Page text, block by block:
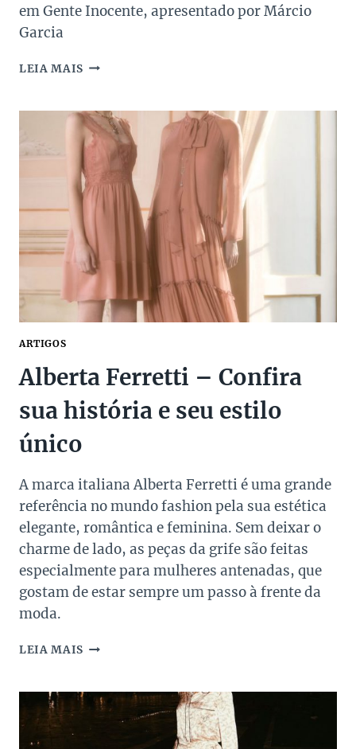
em Gente Inocente, apresentado por Márcio
Garcia
LEIA MAIS BRUNA
VESTIDO
VERSACE
ARTIGOS
Alberta Ferretti – Confira
sua história e seu estilo
único
A marca italiana Alberta Ferretti é uma grande
referência no mundo fashion pela sua estética
elegante, romântica e feminina. Sem deixar o
charme de lado, as peças da grife são feitas
especialmente para mulheres antenadas, que
gostam de estar sempre um passo à frente da
moda.
LEIA MAIS ALBERTA
CONFIRA
SUA